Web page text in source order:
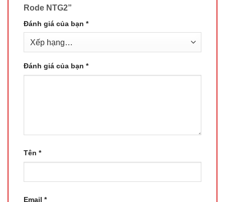
Rode NTG2”
Đánh giá của bạn *
Đánh giá của bạn *
Tên *
Email *